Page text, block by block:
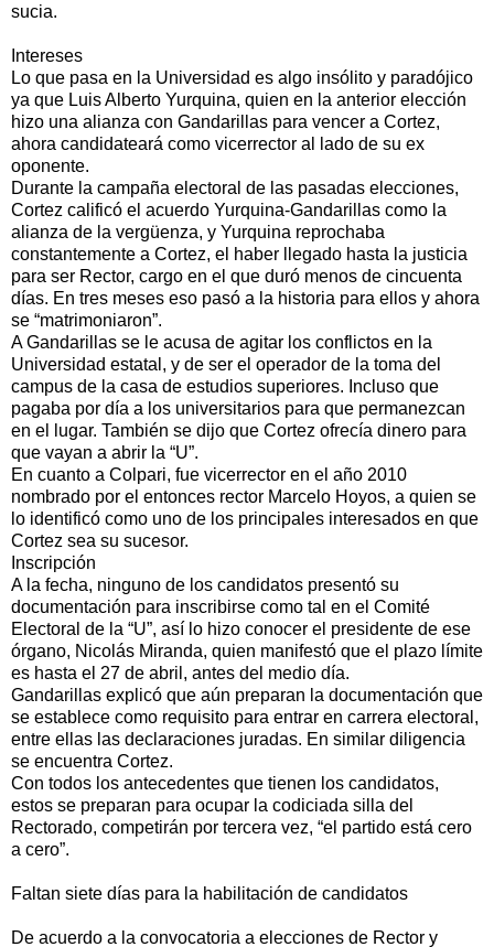
sucia.
Intereses
Lo que pasa en la Universidad es algo insólito y paradójico
ya que Luis Alberto Yurquina, quien en la anterior elección
hizo una alianza con Gandarillas para vencer a Cortez,
ahora candidateará como vicerrector al lado de su ex
oponente.
Durante la campaña electoral de las pasadas elecciones,
Cortez calificó el acuerdo Yurquina-Gandarillas como la
alianza de la vergüenza, y Yurquina reprochaba
constantemente a Cortez, el haber llegado hasta la justicia
para ser Rector, cargo en el que duró menos de cincuenta
días. En tres meses eso pasó a la historia para ellos y ahora
se “matrimoniaron”.
A Gandarillas se le acusa de agitar los conflictos en la
Universidad estatal, y de ser el operador de la toma del
campus de la casa de estudios superiores. Incluso que
pagaba por día a los universitarios para que permanezcan
en el lugar. También se dijo que Cortez ofrecía dinero para
que vayan a abrir la “U”.
En cuanto a Colpari, fue vicerrector en el año 2010
nombrado por el entonces rector Marcelo Hoyos, a quien se
lo identificó como uno de los principales interesados en que
Cortez sea su sucesor.
Inscripción
A la fecha, ninguno de los candidatos presentó su
documentación para inscribirse como tal en el Comité
Electoral de la “U”, así lo hizo conocer el presidente de ese
órgano, Nicolás Miranda, quien manifestó que el plazo límite
es hasta el 27 de abril, antes del medio día.
Gandarillas explicó que aún preparan la documentación que
se establece como requisito para entrar en carrera electoral,
entre ellas las declaraciones juradas. En similar diligencia
se encuentra Cortez.
Con todos los antecedentes que tienen los candidatos,
estos se preparan para ocupar la codiciada silla del
Rectorado, competirán por tercera vez, “el partido está cero
a cero”.
Faltan siete días para la habilitación de candidatos
De acuerdo a la convocatoria a elecciones de Rector y